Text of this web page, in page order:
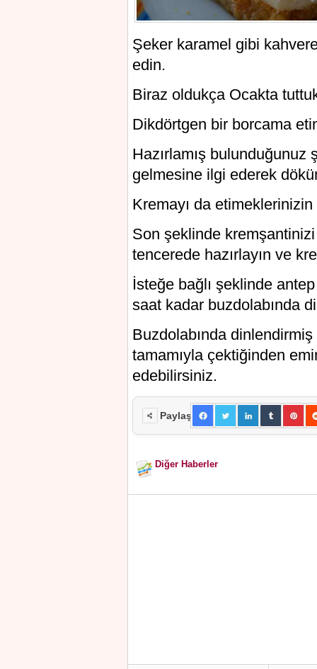
Şeker karamel gibi
edin.
Biraz oldukça Ocakta
Dikdörtgen bir borcama
Hazırlamış
gelmesine ilgi ederek
Kremayı da
Son şeklinde
tencerede hazırlayın ve
İsteğe bağlı şeklinde
saat kadar buzdolabında
Buzdolabında dinlendirmiş
tamamıyla çektiğinden
edebilirsiniz.
Paylaş
Diğer Haberler